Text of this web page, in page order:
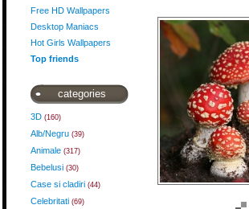
Free HD Wallpapers
Desktop Maniacs
Hot Girls Wallpapers
Top friends
categories
3D (160)
Alb/Negru (39)
Animale (317)
Bebelusi (30)
Case si cladiri (44)
Celebritati (69)